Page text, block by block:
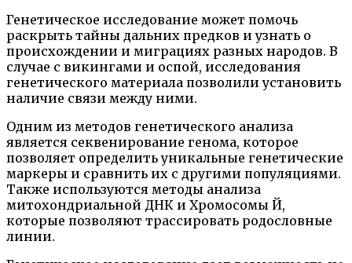
Генетическое исследование может помочь
раскрыть тайны дальних предков и узнать о
происхождении и миграциях разных народов. В
случае с викингами и оспой, исследования
генетического материала позволили установить
наличие связи между ними.
Одним из методов генетического анализа
является секвенирование генома, которое
позволяет определить уникальные генетические
маркеры и сравнить их с другими популяциями.
Также используются методы анализа
митохондриальной ДНК и Хромосомы Й,
которые позволяют трассировать родословные
линии.